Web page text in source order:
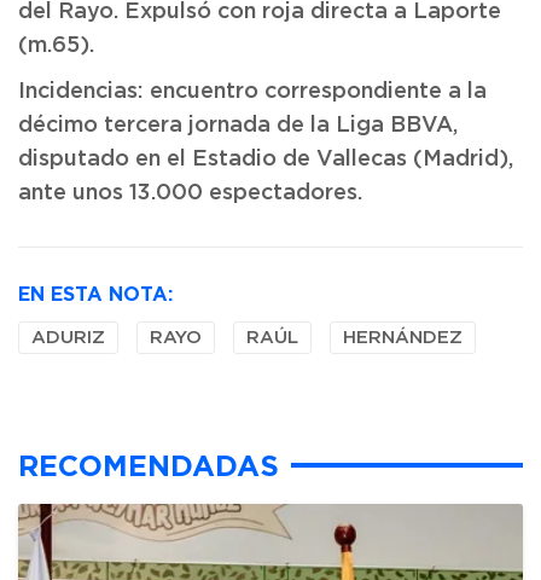
del Rayo. Expulsó con roja directa a Laporte
(m.65).
Incidencias: encuentro correspondiente a la
décimo tercera jornada de la Liga BBVA,
disputado en el Estadio de Vallecas (Madrid),
ante unos 13.000 espectadores.
EN ESTA NOTA:
ADURIZ RAYO RAÚL HERNÁNDEZ
RECOMENDADAS